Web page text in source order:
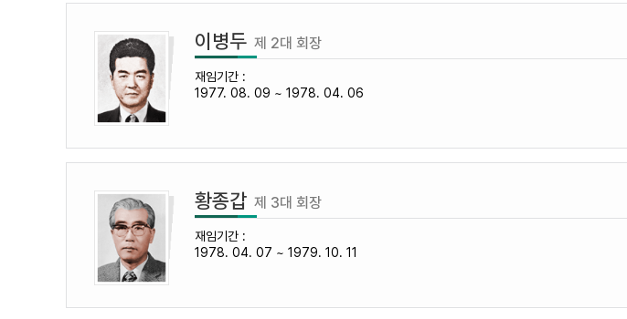
이병두 제 2대 회장
재임기간 :
1977. 08. 09 ~ 1978. 04. 06
황종갑 제 3대 회장
재임기간 :
1978. 04. 07 ~ 1979. 10. 11